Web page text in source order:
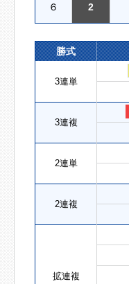
６ 2
勝式
3連単
3連複
2連単
2連複
拡連複